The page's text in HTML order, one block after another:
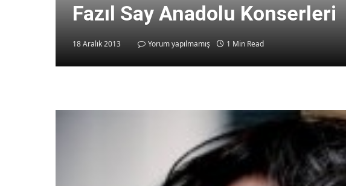
Fazıl Say Anadolu Konserleri
18 Aralık 2013 Yorum yapılmamış 1 Min Read